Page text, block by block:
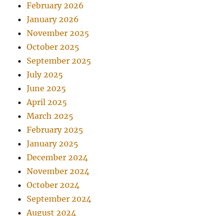
February 2026
January 2026
November 2025
October 2025
September 2025
July 2025
June 2025
April 2025
March 2025
February 2025
January 2025
December 2024
November 2024
October 2024
September 2024
August 2024